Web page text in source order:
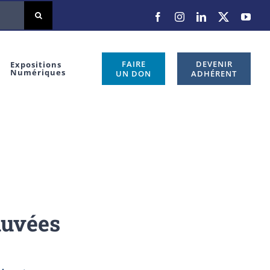
FacebookInstagramLinkedIn
X
Expositions
Numériques
FAIRE
UN DON
DEVENIR
ADHÉRENT